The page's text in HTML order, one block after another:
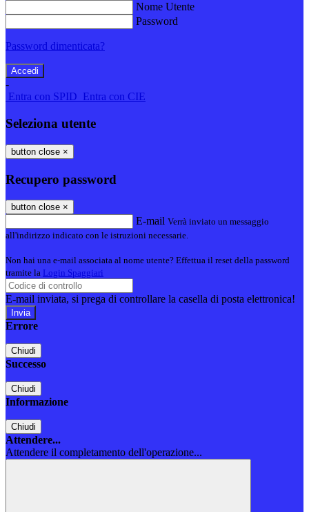
Nome Utente
Password
Password dimenticata?
-
Entra con SPID Entra con CIE
Seleziona utente
button close ×
Recupero password
button close ×
E-mail Verrà inviato un messaggio
all'indirizzo indicato con le istruzioni necessarie.
Non hai una e-mail associata al nome utente? Effettua il reset della password
tramite la Login Spaggiari
E-mail inviata, si prega di controllare la casella di posta elettronica!
Errore
Chiudi
Successo
Chiudi
Informazione
Chiudi
Attendere...
Attendere il completamento dell'operazione...